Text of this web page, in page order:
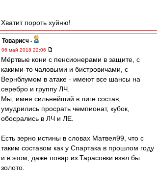
Хватит пороть хуйню!
Товарисч -
06 май 2018 22:06
Мёртвые кони с пенсионерами в защите, с
какими-то чаловыми и бистровичами, с
Вернблумом в атаке - имеют все шансы на
серебро и группу ЛЧ.
Мы, имея сильнейший в лиге состав,
умудрились просрать чемпионат, кубок,
обосрались в ЛЧ и ЛЕ.
Есть зерно истины в словах Матвея99, что с
таким составом как у Спартака в прошлом году
и в этом, даже повар из Тарасовки взял бы
золото.